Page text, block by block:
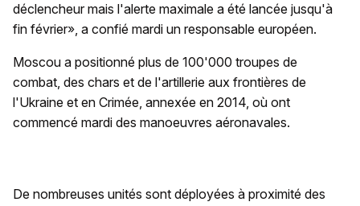
déclencheur mais l'alerte maximale a été lancée jusqu'à
fin février», a confié mardi un responsable européen.
Moscou a positionné plus de 100'000 troupes de
combat, des chars et de l'artillerie aux frontières de
l'Ukraine et en Crimée, annexée en 2014, où ont
commencé mardi des manoeuvres aéronavales.
De nombreuses unités sont déployées à proximité des